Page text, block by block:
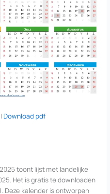
Download pdf
toont lijst met landelijke
Het is gratis te downloaden
Deze kalender is ontworpen